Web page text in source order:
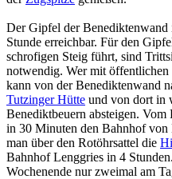
Der Gipfel der
Stunde erreichbar. Für den
schrofigen Steig führt, sind
notwendig. Wer mit öffentlichen
kann von der Benediktenwand
Tutzinger Hütte und von dort in
Benediktbeuern absteigen.
in 30 Minuten den Bahnhof
man über den Rotöhrsattel die
Bahnhof Lenggries in 4
Wochenende nur zweimal am